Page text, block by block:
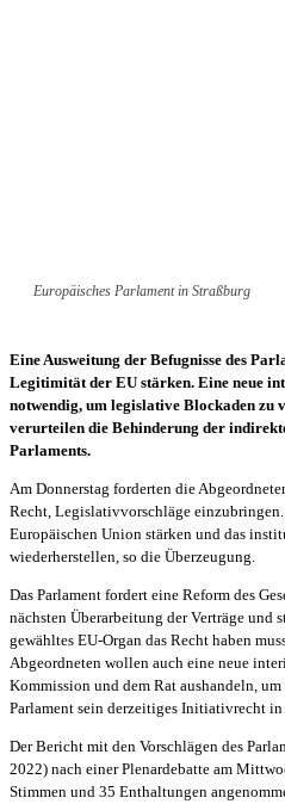
Europäisches Parlament in Straßburg
Eine Ausweitung der Befugnisse des
Legitimität der EU stärken. Eine neue
notwendig, um legislative Blockaden zu
verurteilen die Behinderung der
Parlaments.
Am Donnerstag forderten die
Recht, Legislativvorschläge
Europäischen Union stärken und das
wiederherstellen, so die Überzeugung.
Das Parlament fordert eine Reform des
nächsten Überarbeitung der Verträge und
gewähltes EU-Organ das Recht haben
Abgeordneten wollen auch eine neue
Kommission und dem Rat aushandeln,
Parlament sein derzeitiges Initiativrecht
Der Bericht mit den Vorschlägen des
2022) nach einer Plenardebatte am
Stimmen und 35 Enthaltungen